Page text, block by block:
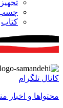
چسب
کتاب
کانال تلگرام
محتواها و اخبار